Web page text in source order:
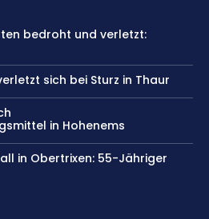
bedroht und verletzt:
sich bei Sturz in Thaur
in Hohenems
in Obertrixen: 55-Jähriger